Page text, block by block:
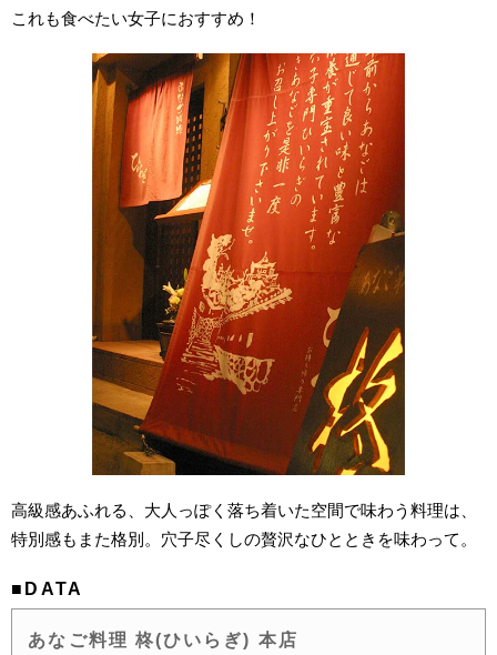
これも食べたい女子におすすめ！
高級感あふれる、大人っぽく落ち着いた空間で味わう料理は、
特別感もまた格別。穴子尽くしの贅沢なひとときを味わって。
■DATA
あなご料理 柊(ひいらぎ) 本店